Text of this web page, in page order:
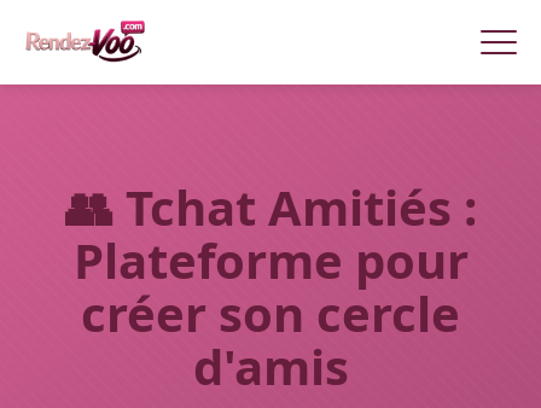
👥 Tchat Amitiés :
Plateforme pour
créer son cercle
d'amis